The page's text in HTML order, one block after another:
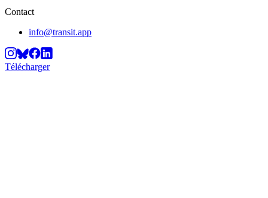
Contact
info@transit.app
Télécharger